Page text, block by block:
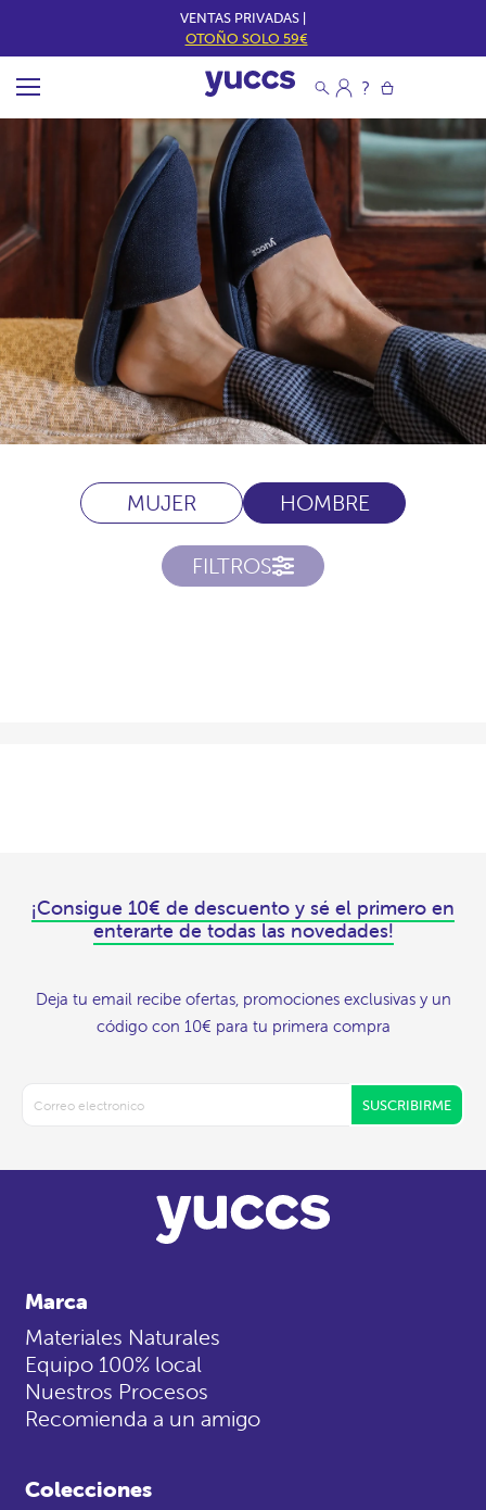
VENTAS PRIVADAS |
OTOÑO SOLO 59€
MUJER HOMBRE
FILTROS
¡Consigue 10€ de descuento y sé el primero en
enterarte de todas las novedades!
Deja tu email recibe ofertas, promociones exclusivas y un
código con 10€ para tu primera compra
SUSCRIBIRME
Marca
Materiales Naturales
Equipo 100% local
Nuestros Procesos
Recomienda a un amigo
Colecciones